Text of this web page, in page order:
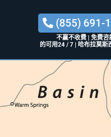
(855) 691-
不贏不收費 | 免費咨
的可用24 / 7| 哈布拉莫斯